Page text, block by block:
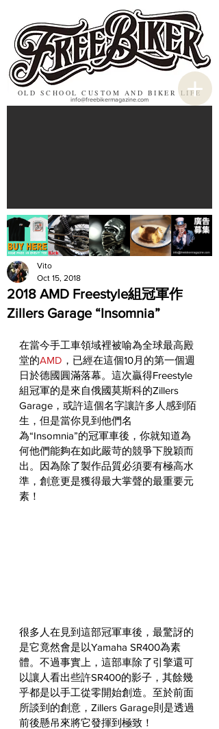
OLD SCHOOL CUSTOM AND BIKER LIFE
info@freebikermagazine.com
2018 AMD Freestyle組冠軍作
Zillers Garage “Insomnia”
Vito
Oct 15, 2018
在當今手工車領域裡被喻為全球最高殿
堂的AMD ，已經在這個10月的第一個週
日於德國圓滿落幕。這次贏得Freestyle
組冠軍的是來自俄國莫斯科的Zillers
Garage，或許這個名字讓許多人感到陌
生，但是當你見到他們名
為“Insomnia”的冠軍車後，你就知道為
何他們能夠在如此嚴苛的競爭下脫穎而
出。因為除了製作品質必須要有極高水
準，創意更是獲得最大掌聲的最重要元
素！
很多人在見到這部冠軍車後，最驚訝的
是它竟然會是以Yamaha SR400為素
體。不過事實上，這部車除了引擎還可
以讓人看出些許SR400的影子，其餘幾
乎都是以手工從零開始創造。至於前面
所談到的創意，Zillers Garage則是透過
前後懸吊來將它發揮到極致！